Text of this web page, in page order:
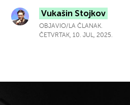
Vukašin Stojkov
OBJAVIO/LA ČLANAK.
ČETVRTAK, 10. JUL, 2025.